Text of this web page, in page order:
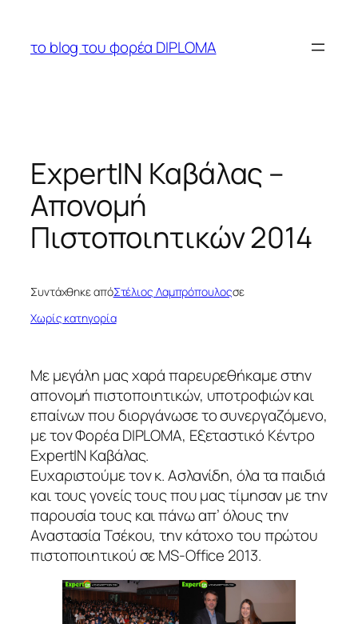
περιεχόμενο
το blog του φορέα DIPLOMA
ExpertIN Καβάλας –
Απονομή
Πιστοποιητικών 2014
Συντάχθηκε απόΣτέλιος Λαμπρόπουλοςσε
Χωρίς κατηγορία
Με μεγάλη μας χαρά παρευρεθήκαμε στην
απονομή πιστοποιητικών, υποτροφιών και
επαίνων που διοργάνωσε το συνεργαζόμενο,
με τον Φορέα DIPLOMA, Εξεταστικό Κέντρο
ExpertIN Καβάλας.
Ευχαριστούμε τον κ. Ασλανίδη, όλα τα παιδιά
και τους γονείς τους που μας τίμησαν με την
παρουσία τους και πάνω απ’ όλους την
Αναστασία Τσέκου, την κάτοχο του πρώτου
πιστοποιητικού σε MS-Office 2013.